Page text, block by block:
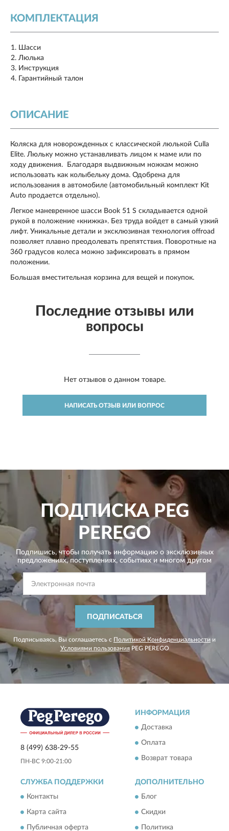
КОМПЛЕКТАЦИЯ
Шасси
Люлька
Инструкция
Гарантийный талон
ОПИСАНИЕ
Коляска для новорожденных с классической люлькой Culla
Elite. Люльку можно устанавливать лицом к маме или по
ходу движения. Благодаря выдвижным ножкам можно
использовать как колыбельку дома. Одобрена для
использования в автомобиле (автомобильный комплект Kit
Auto продается отдельно).
Легкое маневренное шасси Book 51 S складывается одной
рукой в положение «книжка». Без труда войдет в самый узкий
лифт. Уникальные детали и эксклюзивная технология offroad
позволяет плавно преодолевать препятствия. Поворотные на
360 градусов колеса можно зафиксировать в прямом
положении.
Большая вместительная корзина для вещей и покупок.
Последние отзывы или
вопросы
Нет отзывов о данном товаре.
НАПИСАТЬ ОТЗЫВ ИЛИ ВОПРОС
ПОДПИСКАPEG
PEREGO
Подпишись, чтобы получать информацию о эксклюзивных
предложениях,поступлениях, событиях и многом другом
ПОДПИСАТЬСЯ
Подписываясь, Вы соглашаетесь с Политикой Конфиденциальности и
Условиями пользованияPEG PEREGO
8 (499) 638-29-55
ПН-ВС 9:00-21:00
ИНФОРМАЦИЯ
Доставка
Оплата
Возврат товара
СЛУЖБА ПОДДЕРЖКИ
Контакты
Карта сайта
Публичная оферта
ДОПОЛНИТЕЛЬНО
Блог
Скидки
Политика